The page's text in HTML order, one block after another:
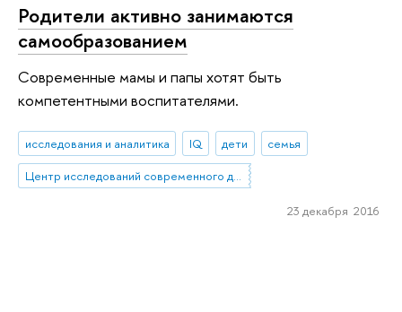
Родители активно занимаются
самообразованием
Современные мамы и папы хотят быть
компетентными воспитателями.
исследования и аналитика IQ дети
семья
Центр исследований современного детства
23 декабря 2016